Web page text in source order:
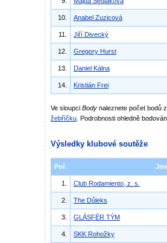
10. Anabel Zuzicová
11. Jiří Divecký
12. Gregory Hurst
13. Daniel Kálna
14. Kristián Frei
Ve sloupci Body naleznete počet bodů
žebříčku . Podrobnosti ohledně
Výsledky klubové soutěže
Poř.
1. Club Rodamiento, z. s.
2. The Důleks
3. GLÁSFÉR TÝM
4. SKK Rohožky